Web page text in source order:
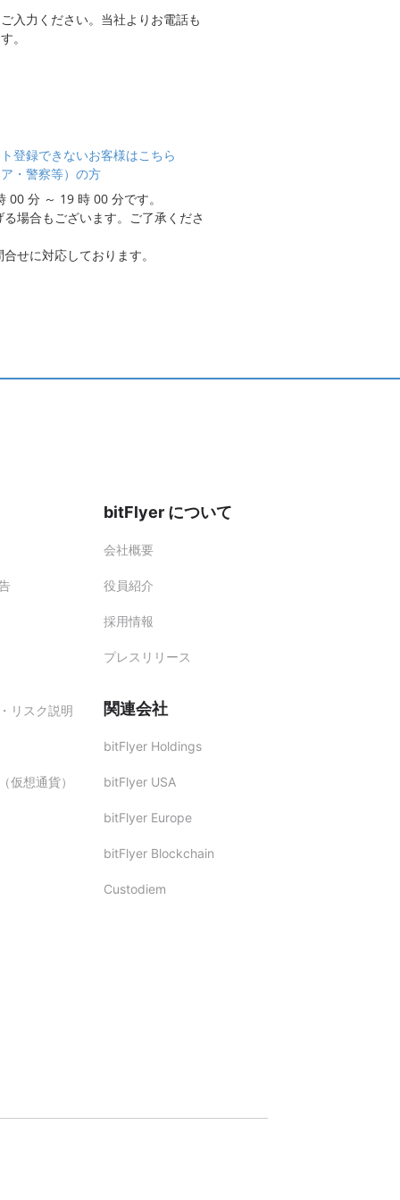
入力ください。当社よりお電話も
。
登録できないお客様はこちら
・警察等）の方
分 ～ 19 時 00 分です。
場合もございます。ご了承くださ
せに対応しております。
リスク説明
仮想通貨）
bitFlyer について
会社概要
役員紹介
採用情報
プレスリリース
関連会社
bitFlyer Holdings
bitFlyer USA
bitFlyer Europe
bitFlyer Blockchain
Custodiem